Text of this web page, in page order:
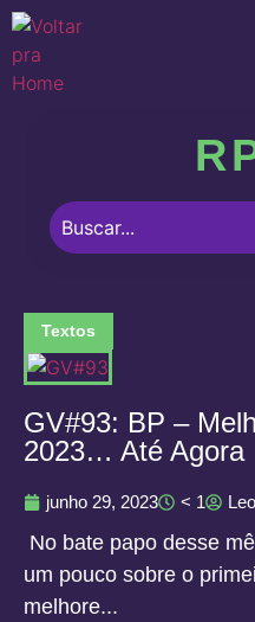
Textos
GV#93: BP –
2023… Até Agora
junho 29, 2023 < 1
No bate papo desse
um pouco sobre o
melhore...